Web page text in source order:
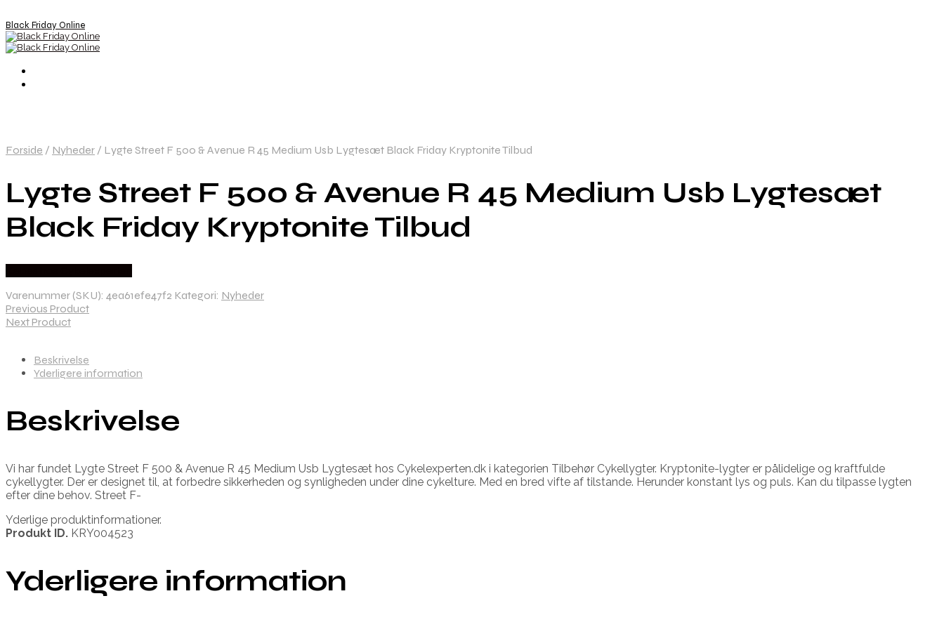
Black Friday Online
Forside / Nyheder / Lygte Street F 500 & Avenue R 45 Medium Usb Lygtesæt Black Friday Kryptonite Tilbud
Lygte Street F 500 & Avenue R 45 Medium Usb Lygtesæt
Black Friday Kryptonite Tilbud
Varenummer (SKU): 4ea61efe47f2 Kategori: Nyheder
Previous Product
Next Product
Beskrivelse
Yderligere information
Beskrivelse
Vi har fundet Lygte Street F 500 & Avenue R 45 Medium Usb Lygtesæt hos Cykelexperten.dk i kategorien Tilbehør Cykellygter. Kryptonite-lygter er pålidelige og kraftfulde
cykellygter. Der er designet til, at forbedre sikkerheden og synligheden under dine cykelture. Med en bred vifte af tilstande. Herunder konstant lys og puls. Kan du tilpasse lygten
efter dine behov. Street F-
Yderlige produktinformationer.
Produkt ID. KRY004523
Yderligere information